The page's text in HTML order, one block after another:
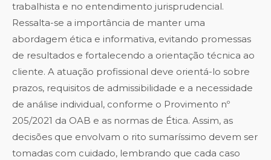
trabalhista e no entendimento jurisprudencial.
Ressalta-se a importância de manter uma
abordagem ética e informativa, evitando promessas
de resultados e fortalecendo a orientação técnica ao
cliente. A atuação profissional deve orientá-lo sobre
prazos, requisitos de admissibilidade e a necessidade
de análise individual, conforme o Provimento nº
205/2021 da OAB e as normas de Ética. Assim, as
decisões que envolvam o rito sumaríssimo devem ser
tomadas com cuidado, lembrando que cada caso